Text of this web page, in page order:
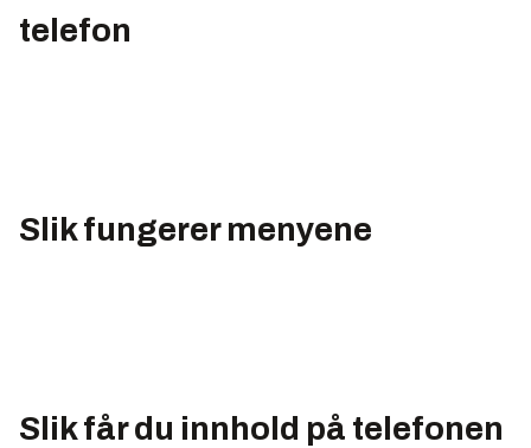
telefon
Slik fungerer menyene
Slik får du innhold på telefonen